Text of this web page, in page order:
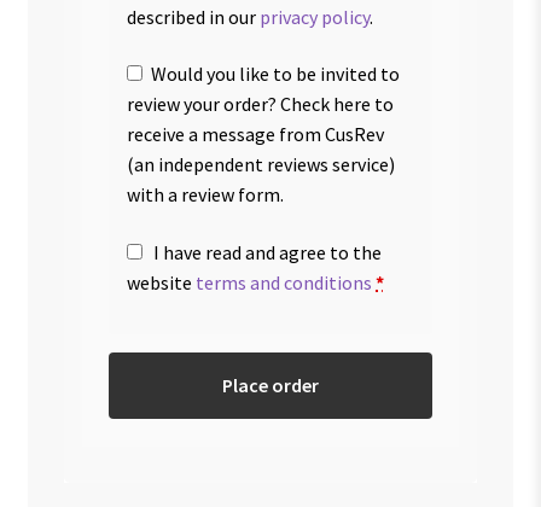
described in our privacy policy.
Would you like to be invited to
review your order? Check here to
receive a message from CusRev
(an independent reviews service)
with a review form.
I have read and agree to the
website terms and conditions *
Place order